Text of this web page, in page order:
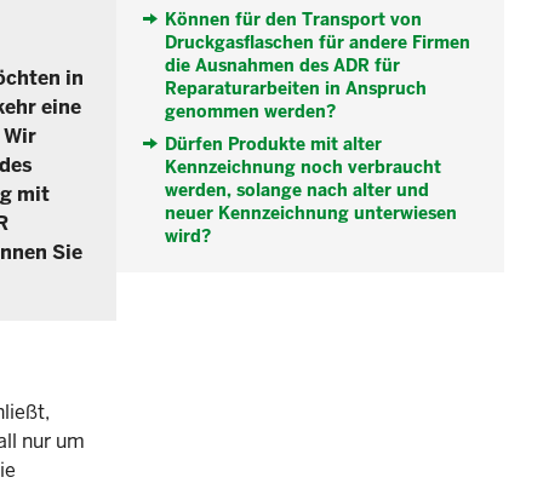
in
eine
mit
Sie
nur um
Können für den Transport von
Druckgasflaschen für andere Firmen
die Ausnahmen des ADR für
Reparaturarbeiten in Anspruch
genommen werden?
Dürfen Produkte mit alter
Kennzeichnung noch verbraucht
werden, solange nach alter und
neuer Kennzeichnung unterwiesen
wird?